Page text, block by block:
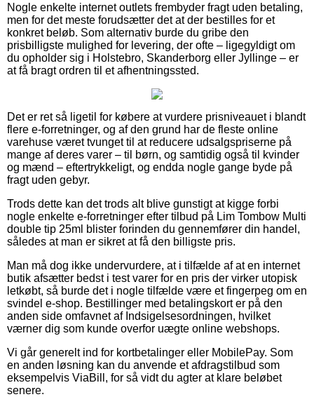
Nogle enkelte internet outlets frembyder fragt uden betaling,
men for det meste forudsætter det at der bestilles for et
konkret beløb. Som alternativ burde du gribe den
prisbilligste mulighed for levering, der ofte – ligegyldigt om
du opholder sig i Holstebro, Skanderborg eller Jyllinge – er
at få bragt ordren til et afhentningssted.
Det er ret så ligetil for købere at vurdere prisniveauet i blandt
flere e-forretninger, og af den grund har de fleste online
varehuse været tvunget til at reducere udsalgspriserne på
mange af deres varer – til børn, og samtidig også til kvinder
og mænd – eftertrykkeligt, og endda nogle gange byde på
fragt uden gebyr.
Trods dette kan det trods alt blive gunstigt at kigge forbi
nogle enkelte e-forretninger efter tilbud på Lim Tombow Multi
double tip 25ml blister forinden du gennemfører din handel,
således at man er sikret at få den billigste pris.
Man må dog ikke undervurdere, at i tilfælde af at en internet
butik afsætter bedst i test varer for en pris der virker utopisk
letkøbt, så burde det i nogle tilfælde være et fingerpeg om en
svindel e-shop. Bestillinger med betalingskort er på den
anden side omfavnet af Indsigelsesordningen, hvilket
værner dig som kunde overfor uægte online webshops.
Vi går generelt ind for kortbetalinger eller MobilePay. Som
en anden løsning kan du anvende et afdragstilbud som
eksempelvis ViaBill, for så vidt du agter at klare beløbet
senere.